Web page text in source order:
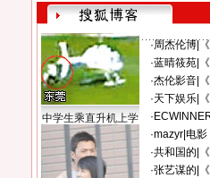
中学生乘直升机上学
·周杰伦博|
·蓝晴筱苑|
·杰伦影音|
·天下娱乐|
·
·mazyr| 电影
·共和国的
·张艺谋的